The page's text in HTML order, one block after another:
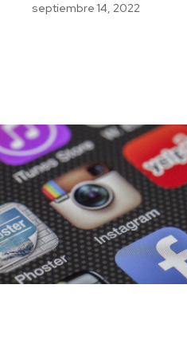
septiembre 14, 2022